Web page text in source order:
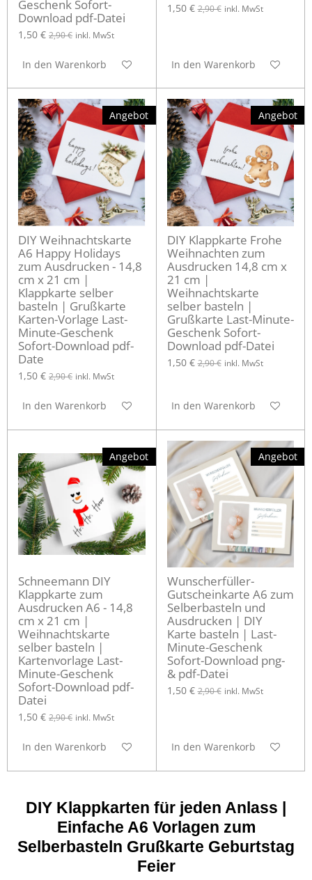
Geschenk Sofort-
Download pdf-Datei
1,50 € 2,90 € inkl. MwSt
In den Warenkorb
1,50 € 2,90 € inkl. MwSt
In den Warenkorb
Angebot
DIY Weihnachtskarte
A6 Happy Holidays
zum Ausdrucken - 14,8
cm x 21 cm |
Klappkarte selber
basteln | Grußkarte
Karten-Vorlage Last-
Minute-Geschenk
Sofort-Download pdf-
Date
1,50 € 2,90 € inkl. MwSt
In den Warenkorb
Angebot
DIY Klappkarte Frohe
Weihnachten zum
Ausdrucken 14,8 cm x
21 cm |
Weihnachtskarte
selber basteln |
Grußkarte Last-Minute-
Geschenk Sofort-
Download pdf-Datei
1,50 € 2,90 € inkl. MwSt
In den Warenkorb
Angebot
Schneemann DIY
Klappkarte zum
Ausdrucken A6 - 14,8
cm x 21 cm |
Weihnachtskarte
selber basteln |
Kartenvorlage Last-
Minute-Geschenk
Sofort-Download pdf-
Datei
1,50 € 2,90 € inkl. MwSt
In den Warenkorb
Angebot
Wunscherfüller-
Gutscheinkarte A6 zum
Selberbasteln und
Ausdrucken | DIY
Karte basteln | Last-
Minute-Geschenk
Sofort-Download png-
& pdf-Datei
1,50 € 2,90 € inkl. MwSt
In den Warenkorb
DIY Klappkarten für jeden Anlass |
Einfache A6 Vorlagen zum
Selberbasteln Grußkarte Geburtstag
Feier